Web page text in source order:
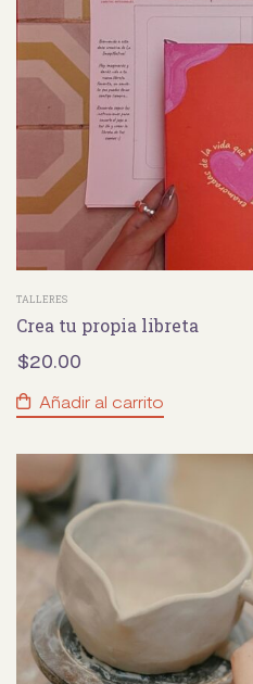
TALLERES
Crea tu propia libreta
$20.00
Añadir al carrito